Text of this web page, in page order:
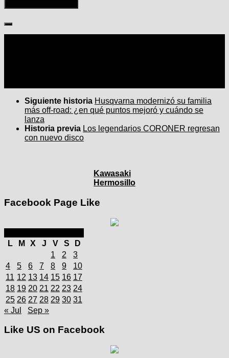
Siguiente historia Husqvarna modernizó su familia
más off-road: ¿en qué puntos mejoró y cuándo se
lanza
Historia previa Los legendarios CORONER regresan
con nuevo disco
Kawasaki
Hermosillo
Facebook Page Like
L
M X J V S
D
1
2
3
4
5 6 7 8 9
10
11 12 13 14 15 16 17
18 19 20 21 22 23 24
25 26 27 28 29 30 31
« Jul
Sep »
Like US on Facebook